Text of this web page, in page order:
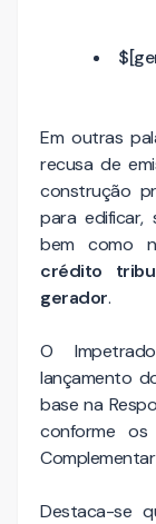
Em outras
recusa de
construção
para edificar,
bem como
crédito
gerador.
O
lançamento
base na
conforme os
Destaca-se